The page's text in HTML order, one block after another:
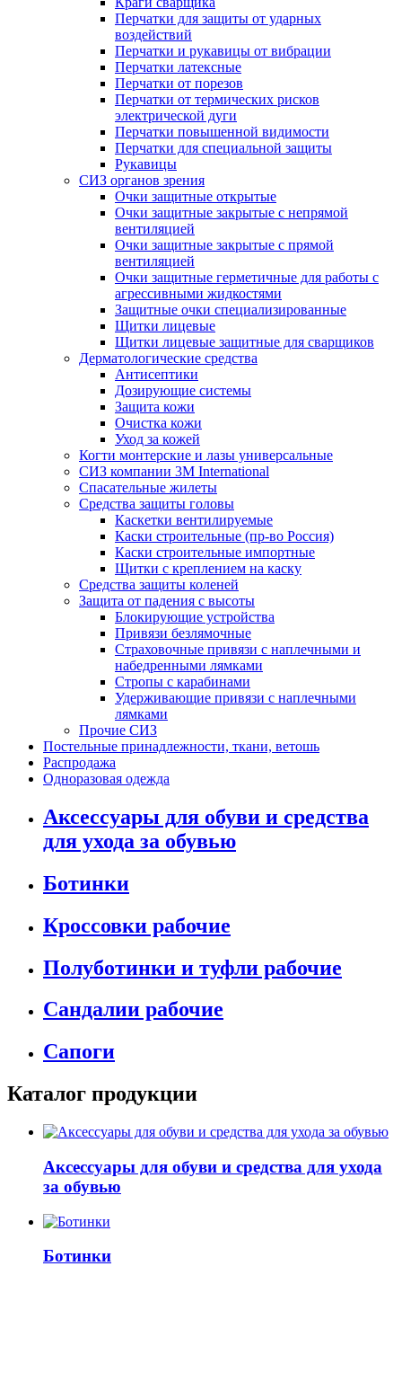
Перчатки для защиты от ударных
воздействий
Перчатки и рукавицы от вибрации
Перчатки латексные
Перчатки от порезов
Перчатки от термических рисков
электрической дуги
Перчатки повышенной видимости
Перчатки для специальной защиты
Рукавицы
СИЗ органов зрения
Очки защитные открытые
Очки защитные закрытые с непрямой
вентиляцией
Очки защитные закрытые с прямой
вентиляцией
Очки защитные герметичные для работы с
агрессивными жидкостями
Защитные очки специализированные
Щитки лицевые
Щитки лицевые защитные для сварщиков
Дерматологические средства
Антисептики
Дозирующие системы
Защита кожи
Очистка кожи
Уход за кожей
Когти монтерские и лазы универсальные
СИЗ компании 3М International
Спасательные жилеты
Средства защиты головы
Каскетки вентилируемые
Каски строительные (пр-во Россия)
Каски строительные импортные
Щитки с креплением на каску
Средства защиты коленей
Защита от падения с высоты
Блокирующие устройства
Привязи безлямочные
Страховочные привязи с наплечными и
набедренными лямками
Стропы с карабинами
Удерживающие привязи с наплечными
лямками
Прочие СИЗ
Постельные принадлежности, ткани, ветошь
Распродажа
Одноразовая одежда
Аксессуары для обуви и средства
для ухода за обувью
Ботинки
Кроссовки рабочие
Полуботинки и туфли рабочие
Сандалии рабочие
Сапоги
Каталог продукции
Аксессуары для обуви и средства для ухода
за обувью
Ботинки